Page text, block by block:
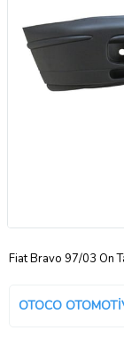
Fiat Bravo 97/03 Ön
OTOCO